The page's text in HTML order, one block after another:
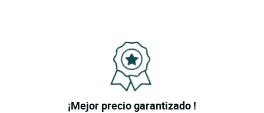
¡Mejor precio garantizado !